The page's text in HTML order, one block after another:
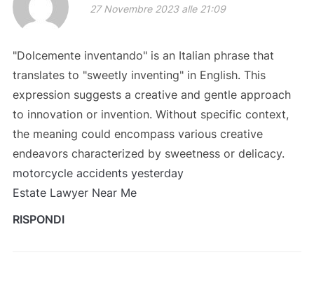
27 Novembre 2023 alle 21:09
"Dolcemente inventando" is an Italian phrase that
translates to "sweetly inventing" in English. This
expression suggests a creative and gentle approach
to innovation or invention. Without specific context,
the meaning could encompass various creative
endeavors characterized by sweetness or delicacy.
motorcycle accidents yesterday
Estate Lawyer Near Me
RISPONDI